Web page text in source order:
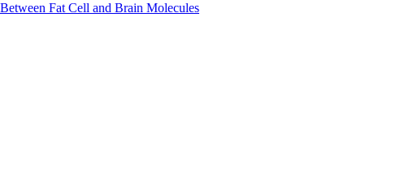
Fat Cell and Brain Molecules